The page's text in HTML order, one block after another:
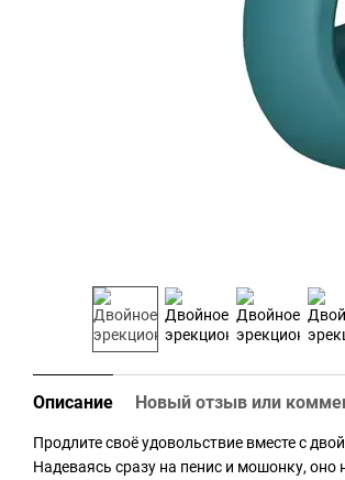
Описание Новый отзыв или
Продлите своё удовольствие вместе с
Надеваясь сразу на пенис и мошонку,